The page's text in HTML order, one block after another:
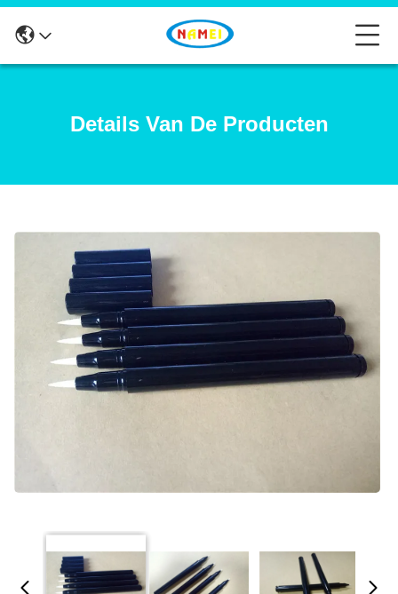
Details Van De Producten